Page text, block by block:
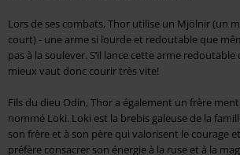
Lors de ses combats, Thor utilise un Mjölnir (un
court) - une arme si lourde et redoutable que
pas à la soulever. S’il lance cette arme
mieux vaut donc courir très vite!
Fils du dieu Odin, Thor a également un frère
nommé Loki. Loki est la brebis galeuse de la
son frère et à son père qui valorisent le courage
préfère consacrer son énergie à la ruse et à la